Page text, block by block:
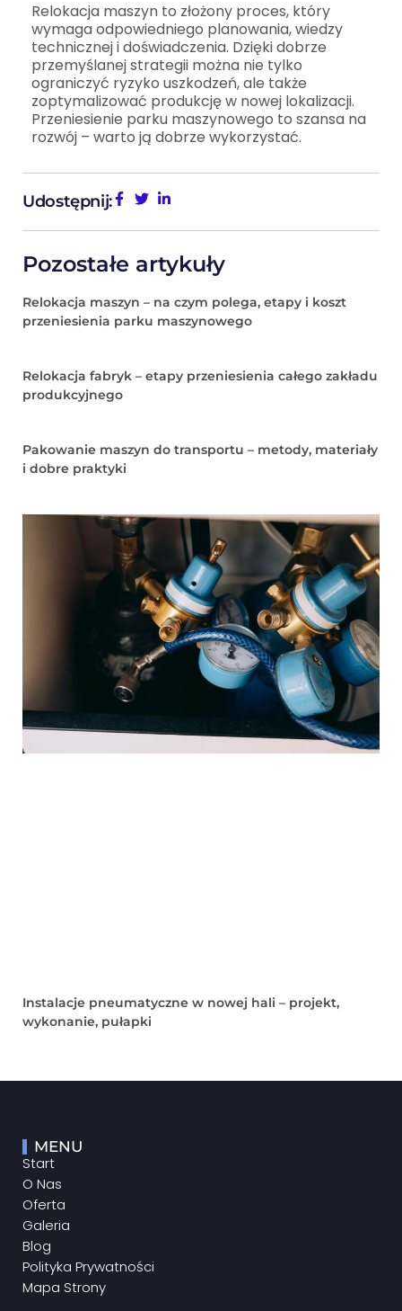
Relokacja maszyn to złożony proces, który
wymaga odpowiedniego planowania, wiedzy
technicznej i doświadczenia. Dzięki dobrze
przemyślanej strategii można nie tylko
ograniczyć ryzyko uszkodzeń, ale także
zoptymalizować produkcję w nowej lokalizacji.
Przeniesienie parku maszynowego to szansa na
rozwój – warto ją dobrze wykorzystać.
Udostępnij:
Pozostałe artykuły
Relokacja maszyn – na czym polega, etapy i koszt
przeniesienia parku maszynowego
Relokacja fabryk – etapy przeniesienia całego zakładu
produkcyjnego
Pakowanie maszyn do transportu – metody, materiały
i dobre praktyki
Instalacje pneumatyczne w nowej hali – projekt,
wykonanie, pułapki
MENU
Start
O Nas
Oferta
Galeria
Blog
Polityka Prywatności
Mapa Strony